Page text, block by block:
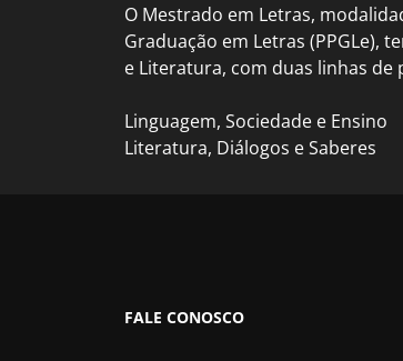
O Mestrado em Letras,
Graduação em Letras (PPGLe),
e Literatura, com duas linhas de
Linguagem, Sociedade e Ensino
Literatura, Diálogos e Saberes
FALE CONOSCO